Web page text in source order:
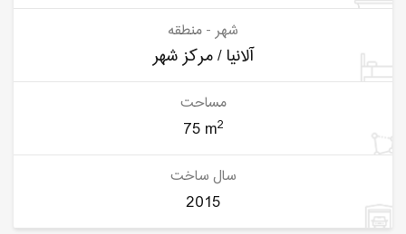
شهر - منطقه
آلانیا / مرکز شهر
مساحت
75 m2
سال ساخت
2015